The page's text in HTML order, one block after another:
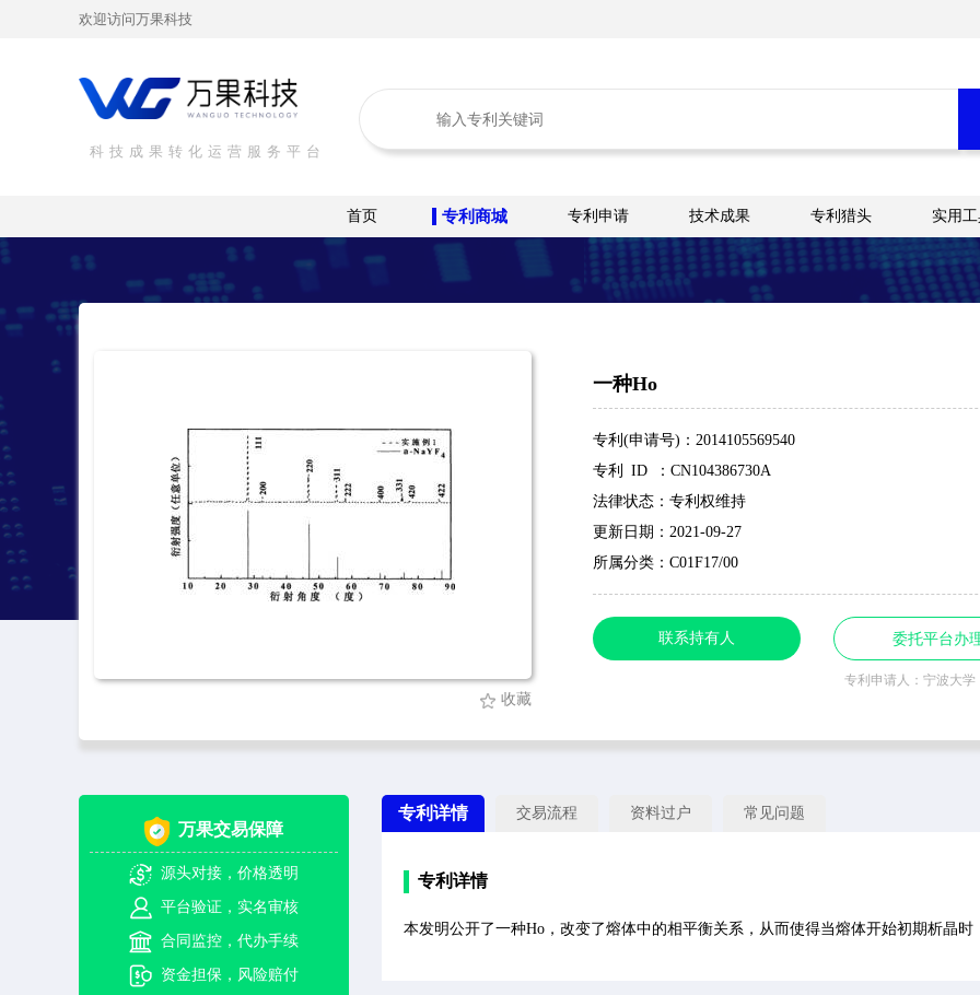
欢迎访问万果科技
科技成果转化运营服务平台
首页 专利商城 专利申请 技术成果 专利猎头 实用
收藏
一种Ho
专利(申请号)：2014105569540
专利 ID ：CN104386730A
法律状态：专利权维持
更新日期：2021-09-27
所属分类：C01F17/00
联系持有人 委托平台办
专利申请人：宁波大学
万果交易保障
源头对接，价格透明
平台验证，实名审核
合同监控，代办手续
资金担保，风险赔付
专利详情 交易流程 资料过户 常见问题
专利详情
本发明公开了一种Ho，改变了熔体中的相平衡关系，从而使得当熔体开始初期析晶时